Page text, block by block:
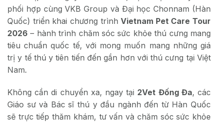
phối hợp cùng VKB Group và Đại học Chonnam (Hàn
Quốc) triển khai chương trìnhVietnam Pet Care Tour
2026 – hành trình chăm sóc sức khỏe thú cưng mang
tiêu chuẩn quốc tế, với mong muốn mang những giá
trị y tế thú y tiên tiến đến gần hơn với thú cưng tại Việt
Nam.
Không cần di chuyển xa, ngay tại 2Vet Đống Đa, các
Giáo sư và Bác sĩ thú y đầu ngành đến từ Hàn Quốc
sẽ trực tiếp thăm khám, tư vấn và chăm sóc sức khỏe